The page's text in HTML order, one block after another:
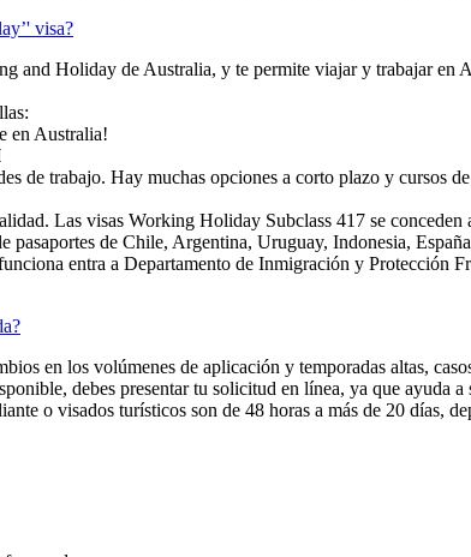
visa?
and Holiday de Australia, y te permite viajar y trabajar en
en Australia!
de trabajo. Hay muchas opciones a corto plazo y cursos
Las visas Working Holiday Subclass 417 se conceden
de Chile, Argentina, Uruguay, Indonesia,
entra a Departamento de Inmigración y Protección
en los volúmenes de aplicación y temporadas altas,
debes presentar tu solicitud en línea, ya que ayuda
o visados turísticos son de 48 horas a más de 20 días,